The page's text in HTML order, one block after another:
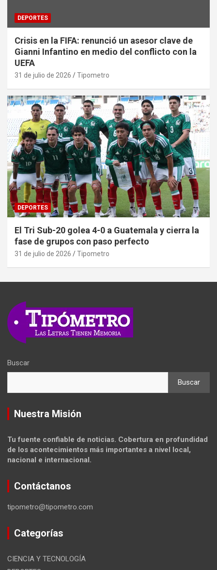
DEPORTES
Crisis en la FIFA: renunció un asesor clave de
Gianni Infantino en medio del conflicto con la
UEFA
31 de julio de 2026 Tipometro
DEPORTES
El Tri Sub-20 golea 4-0 a Guatemala y cierra la
fase de grupos con paso perfecto
31 de julio de 2026 Tipometro
Buscar
Buscar
Nuestra Misión
Tu fuente confiable de noticias. Cobertura en profundidad
de los acontecimientos más importantes a nivel local,
nacional e internacional.
Contáctanos
tipometro@tipometro.com
Categorías
CIENCIA Y TECNOLOGÍA